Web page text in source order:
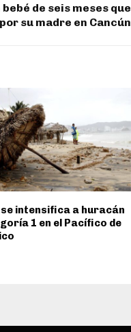
de seis meses que
su madre en Cancún
se intensifica a huracán
1 en el Pacífico de